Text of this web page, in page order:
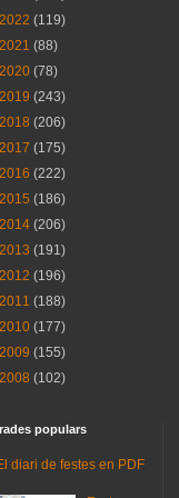
2022 (119)
2021 (88)
2020 (78)
2019 (243)
2018 (206)
2017 (175)
2016 (222)
2015 (186)
2014 (206)
2013 (191)
2012 (196)
2011 (188)
2010 (177)
2009 (155)
2008 (102)
populars
diari de festes en PDF